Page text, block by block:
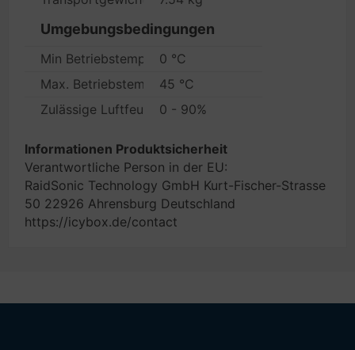
Umgebungsbedingungen
Min Betriebstemperatur
0 °C
Max. Betriebstemperatur
45 °C
Zulässige Luftfeuchtigkeit im Betrieb
0 - 90%
Informationen Produktsicherheit
Verantwortliche Person in der EU:
RaidSonic Technology GmbH Kurt-Fischer-Strasse
50 22926 Ahrensburg Deutschland
https://icybox.de/contact